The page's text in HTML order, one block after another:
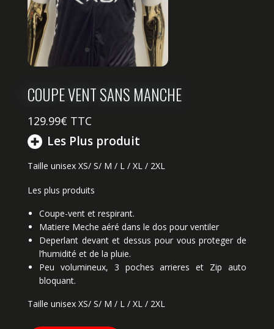
COUPE VENT SANS MANCHE
129.99€ TTC
Les Plus produit
Taille unisex XS/ S/ M / L / XL / 2XL
Les plus produits
Coupe-vent et respirant.
Matiere Meche aéré dans le dos pour ventiler
Deperlant devant et dessus pour vous proteger de
l’humidité et de la pluie.
Peu volumineux, 3 poches arrieres et Zip auto
bloquant.
Taille unisex XS/ S/ M / L / XL / 2XL